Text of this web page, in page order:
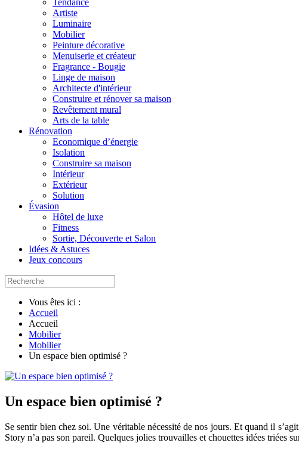
Tendance
Artiste
Luminaire
Mobilier
Peinture décorative
Menuiserie et créateur
Fragrance - Bougie
Linge de maison
Architecte d'intérieur
Construire et rénover sa maison
Revêtement mural
Arts de la table
Rénovation
Economique d’énergie
Isolation
Construire sa maison
Intérieur
Extérieur
Solution
Évasion
Hôtel de luxe
Fitness
Sortie, Découverte et Salon
Idées & Astuces
Jeux concours
Vous êtes ici :
Accueil
Accueil
Mobilier
Mobilier
Un espace bien optimisé ?
Un espace bien optimisé ?
Se sentir bien chez soi. Une véritable nécessité de nos jours. Et quand il
Story n’a pas son pareil. Quelques jolies trouvailles et chouettes idées triées